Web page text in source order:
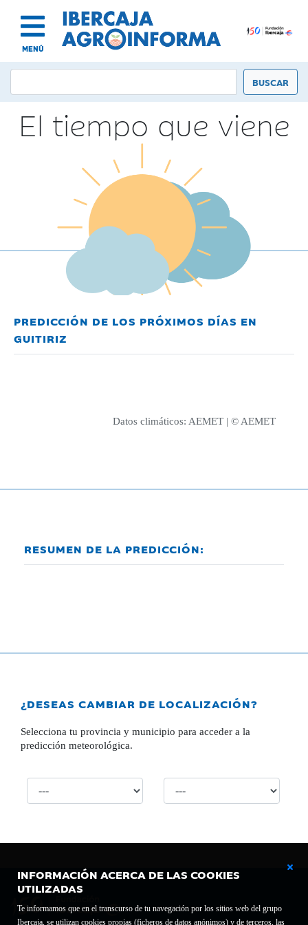
MENÚ
INFORMACIÓN ACERCA DE LAS COOKIES
UTILIZADAS
Te informamos que en el transcurso de tu navegación por los sitios web del grupo
Ibercaja, se utilizan cookies propias (ficheros de datos anónimos) y de terceros, las
El tiempo que viene
PREDICCIÓN DE LOS PRÓXIMOS DÍAS EN
GUITIRIZ
Datos climáticos: AEMET | © AEMET
RESUMEN DE LA PREDICCIÓN:
¿DESEAS CAMBIAR DE LOCALIZACIÓN?
Selecciona tu provincia y municipio para acceder a la
predicción meteorológica.